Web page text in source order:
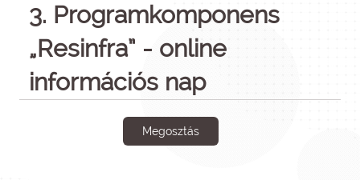
3. Programkomponens
„Resinfra” - online
információs nap
Megosztás